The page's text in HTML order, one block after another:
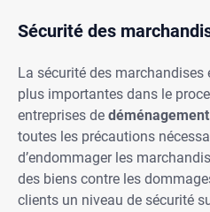
Sécurité des
La sécurité des marchandises
plus importantes dans le
entreprises de déménagement
toutes les précautions
d’endommager les
des biens contre les
clients un niveau de sécurité